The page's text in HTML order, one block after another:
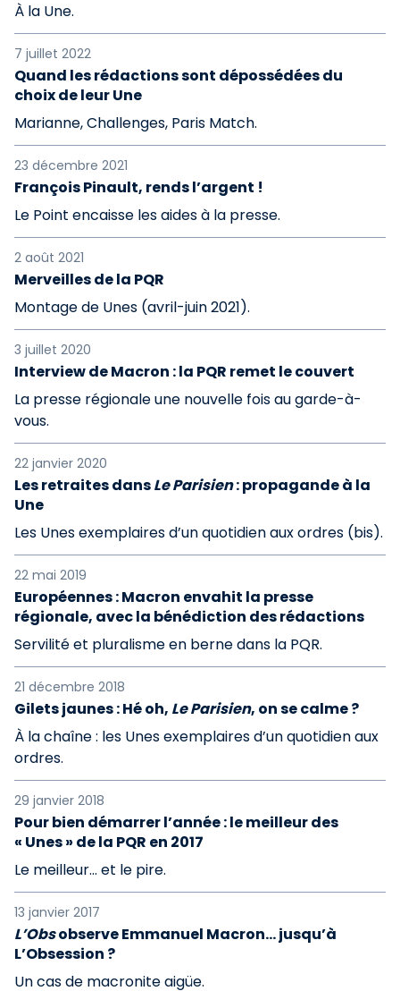
À la Une.
7 juillet 2022
Quand les rédactions sont dépossédées du
choix de leur Une
Marianne, Challenges, Paris Match.
23 décembre 2021
François Pinault, rends l’argent !
Le Point encaisse les aides à la presse.
2 août 2021
Merveilles de la PQR
Montage de Unes (avril-juin 2021).
3 juillet 2020
Interview de Macron : la PQR remet le couvert
La presse régionale une nouvelle fois au garde-à-
vous.
22 janvier 2020
Les retraites dansLe Parisien: propagande à la
Une
Les Unes exemplaires d’un quotidien aux ordres (bis).
22 mai 2019
Européennes : Macron envahit la presse
régionale, avec la bénédiction des rédactions
Servilité et pluralisme en berne dans la PQR.
21 décembre 2018
Gilets jaunes : Hé oh, Le Parisien, on se calme ?
À la chaîne : les Unes exemplaires d’un quotidien aux
ordres.
29 janvier 2018
Pour bien démarrer l’année : le meilleur des
« Unes » de la PQR en 2017
Le meilleur... et le pire.
13 janvier 2017
L’Obsobserve Emmanuel Macron... jusqu’à
L’Obsession ?
Un cas de macronite aigüe.